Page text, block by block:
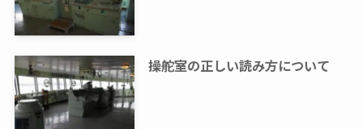
操舵室の正しい読み方について